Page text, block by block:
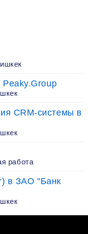
CRM-системы в
работа
в ЗАО "Банк